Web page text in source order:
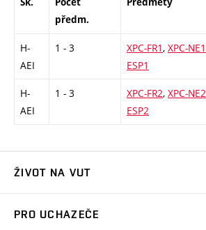
předm.
H-
AEI
1 - 3 XPC-FR1 , XPC-NE1
ESP1
H-
AEI
1 - 3 XPC-FR2, XPC-NE2
ESP2
ŽIVOT NA VUT
PRO UCHAZEČE